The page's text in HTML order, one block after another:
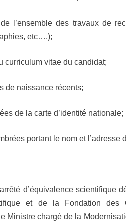
l’ensemble des travaux de
etc….);
curriculum vitae du candidat;
de naissance récents;
de la carte d’identité nationale;
portant le nom et l’adresse
d’équivalence scientifique
et de la Fondation des
Ministre chargé de la